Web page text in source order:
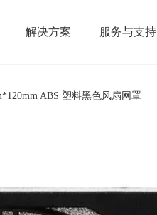
解决方案 服务与支持
ABS 塑料黑色风扇网罩